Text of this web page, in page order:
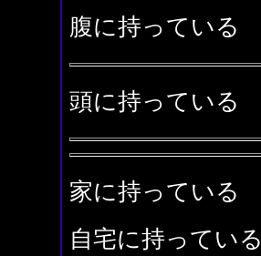
腹に持っている
頭に持っている
家に持っている
自宅に持っている